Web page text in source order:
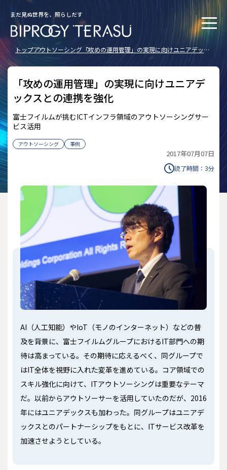
まだ見ぬ世界を、照らしだす
トップアウトソーシング 「攻めの運用管理」の実現に向けユニアデック
「攻めの運用管理」の実現に向けユニアデ
ックスとの連携を強化
富士フイルムが挑むICTインフラ領域のアウトソーシングサー
ビス活用
アウトソーシング 事例
2017年07月07日
読了時間： 3分
AI（人工知能）やIoT（モノのインターネット）などの普
及を背景に、富士フイルムグループにおけるIT部門への期
待は高まっている。その期待に応えるべく、同グループで
はIT全体を視野に入れた変革を進めている。コア領域での
スキル強化に向けて、ITアウトソーシングは重要なテーマ
だ。以前からアウトソーサーを活用していたのだが、2016
年にはユニアデックスも加わった。同グループはユニアデ
ックスとのパートナーシップをもとに、ITサービス改革を
加速させようとしている。